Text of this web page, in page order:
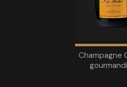
Champagne